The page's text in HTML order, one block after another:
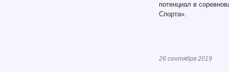
потенциал в
Спорта».
26 сентября 2019